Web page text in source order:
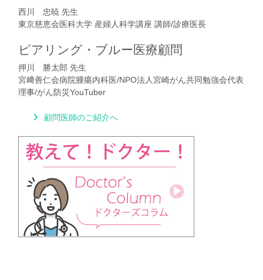
西川 忠暁 先生
東京慈恵会医科大学 産婦人科学講座 講師/診療医長
ピアリング・ブルー医療顧問
押川 勝太郎 先生
宮﨑善仁会病院腫瘍内科医/NPO法人宮崎がん共同勉強会代表
理事/がん防災YouTuber
顧問医師のご紹介へ